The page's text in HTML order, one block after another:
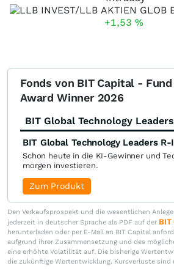
+1,53 %
Fonds von BIT Capital - Fund
Award Winner 2026
BIT Global Technology
BIT Global Technology Leaders R-I
Schon heute in die KI-Gewinner und
morgen investieren.
Zum Produkt
Den Verkaufsprospekt und die wesentlichen
jederzeit in deutscher Sprache als PDF auf der
herunterladen oder per E-Mail an BIT Capital
aufgrund ihrer Zusammensetzung und des
eine erhöhte Volatilität auf. Die bisherige
die zukünftige Wertentwicklung. Kursverluste sind